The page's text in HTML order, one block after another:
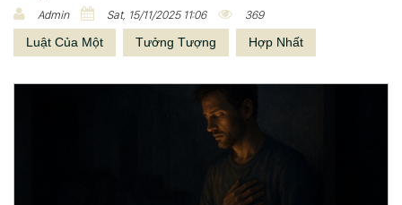
Admin Sat, 15/11/2025 11:06 369
Luật Của Một Tưởng Tượng Hợp Nhất